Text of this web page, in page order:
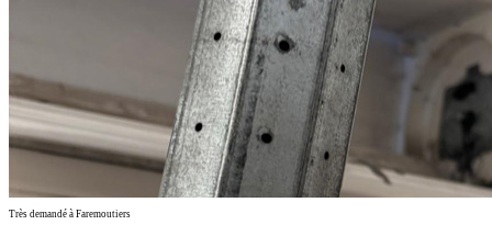
Très demandé à Faremoutiers